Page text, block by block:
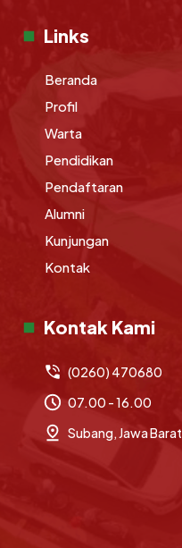
Links
Beranda
Profil
Warta
Pendidikan
Pendaftaran
Alumni
Kunjungan
Kontak
Kontak Kami
(0260) 470680
07.00 - 16.00
Subang, Jawa Barat